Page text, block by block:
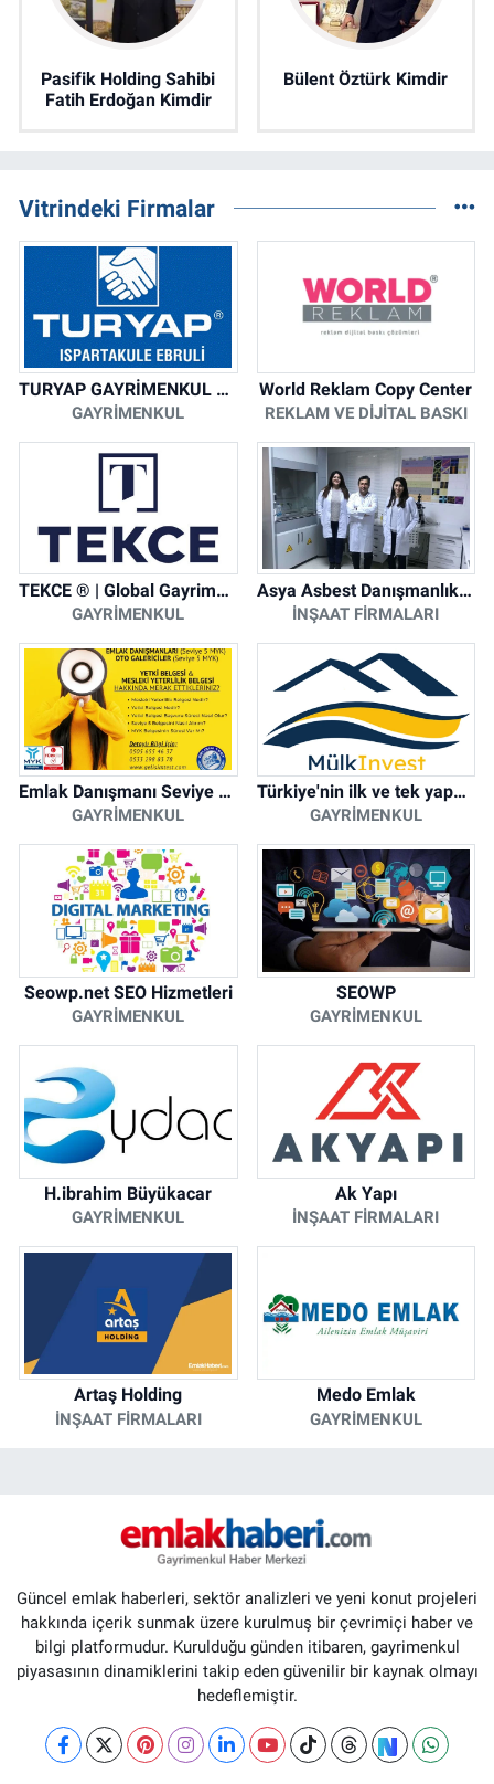
Pasifik Holding Sahibi
Fatih Erdoğan Kimdir
Bülent Öztürk Kimdir
Vitrindeki Firmalar
TURYAP GAYRİMENKUL DANIŞMANLIK HİZMETLERİ
GAYRIMENKUL
World Reklam Copy Center
REKLAM VE DIJITAL BASKI
TEKCE ® | Global Gayrimenkul Şirketi
GAYRIMENKUL
Asya Asbest Danışmanlık - Asbest Söküm ve Asbest Raporu
İNŞAAT FIRMALARI
Emlak Danışmanı Seviye 5 Mesleki Yeterlilik Belgesi
GAYRIMENKUL
Türkiye'nin ilk ve tek yapay zeka destekli arsa ilan platformu
GAYRIMENKUL
Seowp.net SEO Hizmetleri
GAYRIMENKUL
SEOWP
GAYRIMENKUL
H.ibrahim Büyükacar
GAYRIMENKUL
Ak Yapı
İNŞAAT FIRMALARI
Artaş Holding
İNŞAAT FIRMALARI
Medo Emlak
GAYRIMENKUL
Güncel emlak haberleri, sektör analizleri ve yeni konut projeleri
hakkında içerik sunmak üzere kurulmuş bir çevrimiçi haber ve
bilgi platformudur. Kurulduğu günden itibaren, gayrimenkul
piyasasının dinamiklerini takip eden güvenilir bir kaynak olmayı
hedeflemiştir.